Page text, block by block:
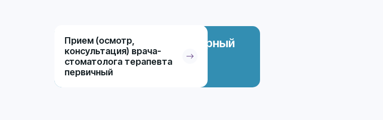
Первичный
прием
600 ₽
Повторный
прием
Прием (осмотр,
консультация) врача-
стоматолога терапевта
первичный